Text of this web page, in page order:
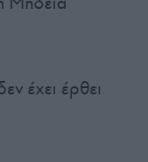
έχει έρθει